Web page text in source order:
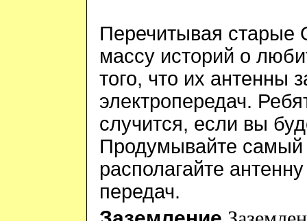
Перечитывая старые
массу историй о
того, что их антенны
электропередач.
случится, если вы
Продумывайте самый
располагайте
передач.